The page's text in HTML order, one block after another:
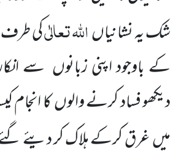
شک یہ نشانیاںاللہتعالٰیکی
کے باوجود اپنی زبانوں سے
دیکھو فساد کرنے والوںکا انجام
میںغرق کرکے ہلاک کر دیئے